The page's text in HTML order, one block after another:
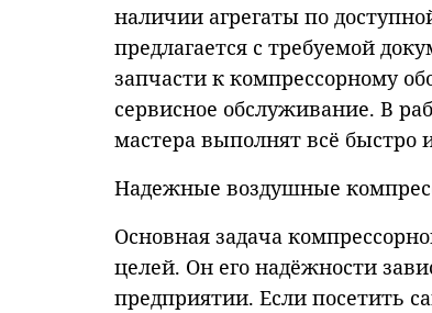
наличии агрегаты по
предлагается с требуемой
запчасти к компрессорному
сервисное обслуживание. В
мастера выполнят всё быстро
Надежные воздушные
Основная задача
целей. Он его надёжности
предприятии. Если посетить